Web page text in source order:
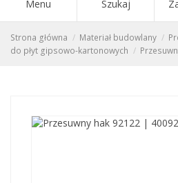
Menu Szukaj
Strona główna Materiał budowlany
do płyt gipsowo-kartonowych